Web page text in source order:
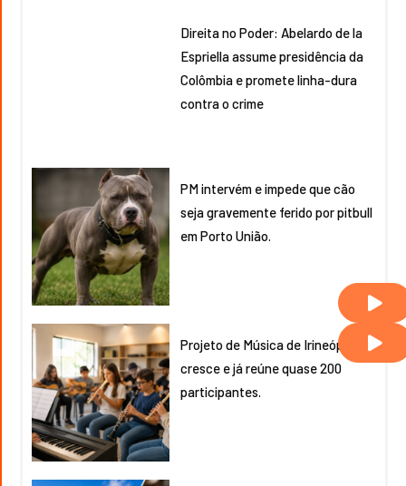
Direita no Poder: Abelardo de la
Espriella assume presidência da
Colômbia e promete linha-dura
contra o crime
PM intervém e impede que cão
seja gravemente ferido por pitbull
em Porto União.
Projeto de Música de Irineópolis
cresce e já reúne quase 200
participantes.